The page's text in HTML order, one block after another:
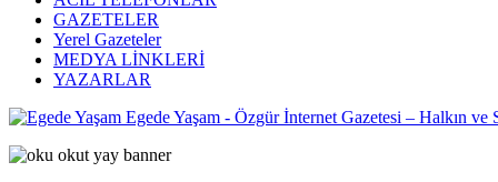
GAZETELER
Yerel Gazeteler
MEDYA LİNKLERİ
YAZARLAR
Egede Yaşam - Özgür İnternet Gazetesi – Halkın ve